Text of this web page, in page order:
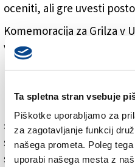
Ta spletna stran vsebuje
Piškotke uporabljamo za
za zagotavljanje funkcij
našega prometa. Poleg
uporabi našega mesta z
oceniti, ali gre uvesti
Komemoracija za Grilza v
vsako leto, prijavljena.
mnogi navzoči desničarji
Nezaslišano nasilje
»Kar se je zgodilo v
smo videli pravo obličje
skvadristično nasilje,« je